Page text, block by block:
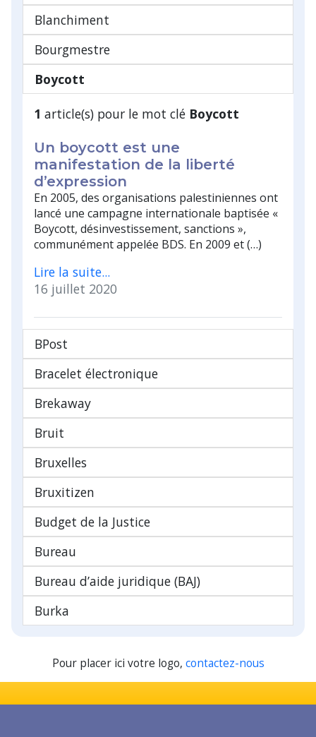
Blanchiment
Bourgmestre
Boycott
1 article(s) pour le mot clé Boycott
Un boycott est une
manifestation de la liberté
d’expression
En 2005, des organisations palestiniennes ont
lancé une campagne internationale baptisée «
Boycott, désinvestissement, sanctions »,
communément appelée BDS. En 2009 et (…)
Lire la suite...
16 juillet 2020
BPost
Bracelet électronique
Brekaway
Bruit
Bruxelles
Bruxitizen
Budget de la Justice
Bureau
Bureau d’aide juridique (BAJ)
Burka
Pour placer ici votre logo, contactez-nous